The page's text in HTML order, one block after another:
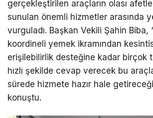
gerçekleştirilen araçların olası
sunulan önemli hizmetler arasında
vurguladı. Başkan Vekili Şahin Biba,
koordineli yemek ikramından
erişilebilirlik desteğine kadar birçok
hızlı şekilde cevap verecek bu
sürede hizmete hazır hale
konuştu.